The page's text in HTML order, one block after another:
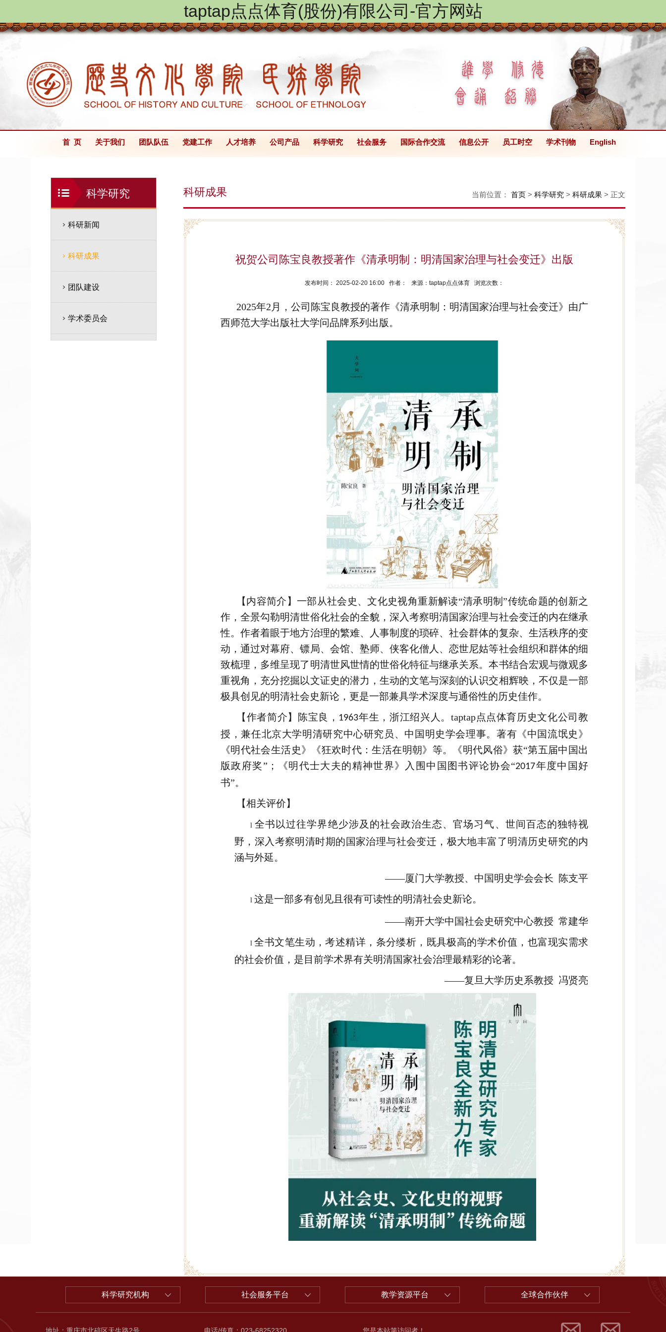
taptap点点体育(股份)有限公司-官方网站
首 页 关于我们 团队队伍 党建工作 人才培养 公司产品 科学研究 社会服务 国际合作交流 信息公开 员工时空 学术刊物 English
科学研究
科研新闻
科研成果
团队建设
学术委员会
科研成果 当前位置： 首页 > 科学研究 > 科研成果 > 正文
祝贺公司陈宝良教授著作《清承明制：明清国家治理与社会变迁》出版
发布时间： 2025-02-20 16:00 作者： 来源：taptap点点体育 浏览次数：
2025年2 月，公司陈宝良教授的著作《清承明制：明清国家治理与社会变迁》由广
西师范大学出版社大学问品牌系列出版。
【内容简介】一部从社会史、文化史视角重新解读“清承明制”传统命题的创新之
作，全景勾勒明清世俗化社会的全貌，深入考察明清国家治理与社会变迁的内在继承
性。作者着眼于地方治理的繁难、人事制度的琐碎、社会群体的复杂、生活秩序的变
动，通过对幕府、镖局、会馆、塾师、侠客化僧人、恋世尼姑等社会组织和群体的细
致梳理，多维呈现了明清世风世情的世俗化特征与继承关系。本书结合宏观与微观多
重视角，充分挖掘以文证史的潜力，生动的文笔与深刻的认识交相辉映，不仅是一部
极具创见的明清社会史新论，更是一部兼具学术深度与通俗性的历史佳作。
【作者简介】陈宝良， 1963年生，浙江绍兴人。taptap点点体育历史文化公司教
授，兼任北京大学明清研究中心研究员、中国明史学会理事。著有《中国流氓史》
《明代社会生活史》《狂欢时代：生活在明朝》等。《明代风俗》获“第五届中国出
版政府奖”；《明代士大夫的精神世界》入围中国图书评论协会“2017年度中国好
书”。
【相关评价】
l全书以过往学界绝少涉及的社会政治生态、官场习气、世间百态的独特视
野，深入考察明清时期的国家治理与社会变迁，极大地丰富了明清历史研究的内
涵与外延。
——厦门大学教授、中国明史学会会长 陈支平
l 这是一部多有创见且很有可读性的明清社会史新论。
——南开大学中国社会史研究中心教授 常建华
l全书文笔生动，考述精详，条分缕析，既具极高的学术价值，也富现实需求
的社会价值，是目前学术界有关明清国家社会治理最精彩的论著。
——复旦大学历史系教授 冯贤亮
科学研究机构 社会服务平台 教学资源平台 全球合作伙伴